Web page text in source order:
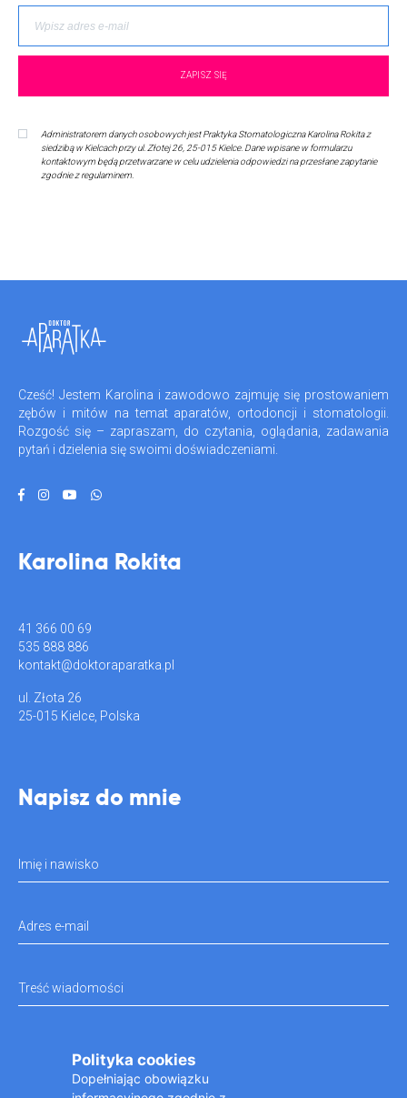
Administratorem danych osobowych jest Praktyka Stomatologiczna Karolina Rokita z
siedzibą w Kielcach przy ul. Złotej 26, 25-015 Kielce. Dane wpisane w formularzu
kontaktowym będą przetwarzane w celu udzielenia odpowiedzi na przesłane zapytanie
zgodnie z regulaminem.
Cześć! Jestem Karolina i zawodowo zajmuję się prostowaniem
zębów i mitów na temat aparatów, ortodoncji i stomatologii.
Rozgość się – zapraszam, do czytania, oglądania, zadawania
pytań i dzielenia się swoimi doświadczeniami.
Karolina Rokita
41 366 00 69
535 888 886
kontakt@doktoraparatka.pl
ul. Złota 26
25-015 Kielce, Polska
Napisz do mnie
Imię i nawisko
Adres e-mail
Treść wiadomości
Administratorem danych osobowych jest Praktyka Stomatologiczna Karolina Rokita z
siedzibą w Kielcach przy ul. Złotej 26, 25-015 Kielce. Dane wpisane w formularzu
kontaktowym będą przetwa- rzane w celu udzielenia odpowiedzi na przesłane zapyta- nie
zgodnie z regulaminem.
Polityka cookies
Dopełniając obowiązku